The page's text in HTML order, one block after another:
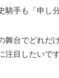
騎手も「申し
舞台でどれだ
注目したいです